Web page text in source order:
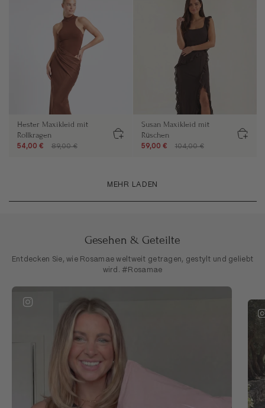
Hester Maxikleid mit
Rollkragen
54,00 € 89,00 €
Susan Maxikleid mit
Rüschen
59,00 € 104,00 €
MEHR LADEN
Gesehen & Geteilte
Entdecken Sie, wie Rosamae weltweit getragen, gestylt und geliebt
wird. #Rosamae